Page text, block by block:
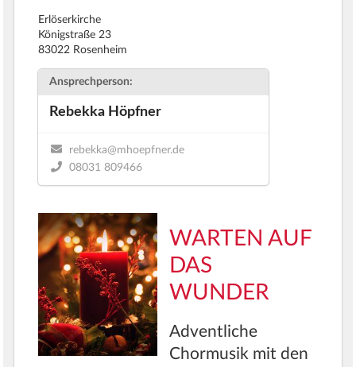
Erlöserkirche
Königstraße 23
83022 Rosenheim
Ansprechperson:
Rebekka Höpfner
rebekka@mhoepfner.de
08031 809466
WARTEN AUF
DAS
WUNDER
Adventliche
Chormusik mit den